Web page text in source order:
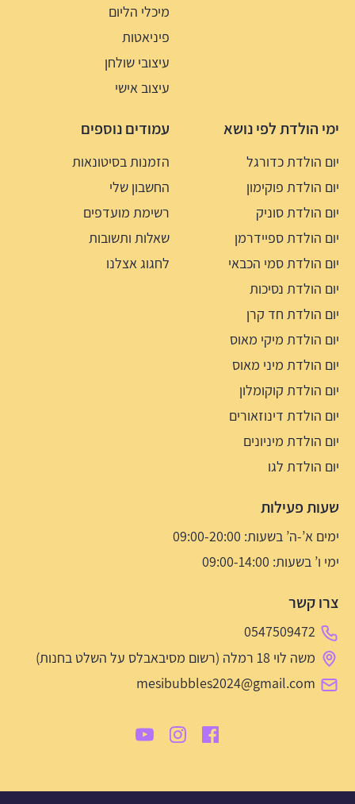
מיכלי הליום
פיניאטות
עיצובי שולחן
עיצוב אישי
ימי הולדת לפי נושא
יום הולדת כדורגל
יום הולדת פוקימון
יום הולדת סוניק
יום הולדת ספיידרמן
יום הולדת סמי הכבאי
יום הולדת נסיכות
יום הולדת חד קרן
יום הולדת מיקי מאוס
יום הולדת מיני מאוס
יום הולדת קוקומלון
יום הולדת דינוזאורים
יום הולדת מיניונים
יום הולדת לגו
עמודים נוספים
הזמנות בסיטונאות
החשבון שלי
רשימת מועדפים
שאלות ותשובות
לחגוג אצלנו
שעות פעילות
ימים א’-ה’ בשעות: 09:00-20:00
ימי ו’ בשעות: 09:00-14:00
צרו קשר
0547509472
משה לוי 18 רמלה (רשום מסיבאבלס על השלט בחנות)
mesibubbles2024@gmail.com